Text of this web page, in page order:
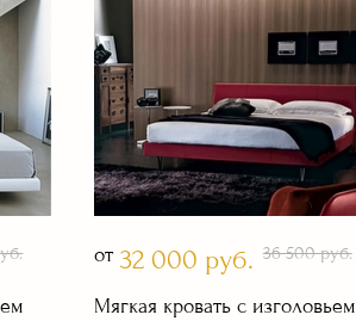
от 32 000 руб. 36 500 руб.
Мягкая кровать с изголовьем